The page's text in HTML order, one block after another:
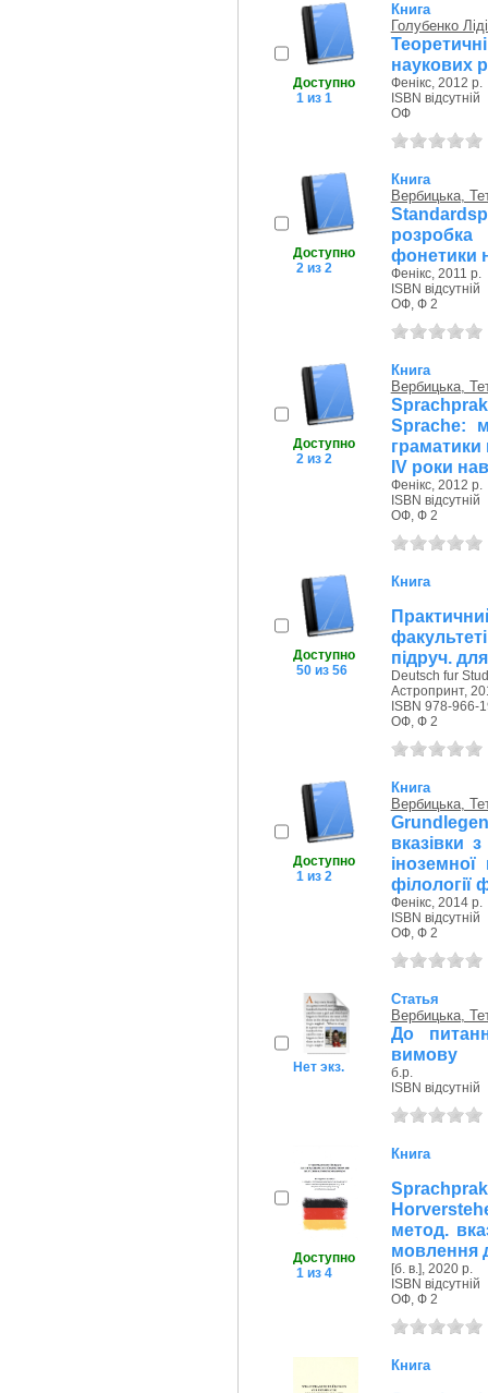
Доступно
1 из 1
Книга
Голубенко
наукових
Фенікс, 2012 р.
ISBN відсутній
ОФ
Доступно
2 из 2
Книга
Вербицька,
розробка
фонетики
Фенікс, 2011 р.
ISBN відсутній
ОФ, Ф 2
Доступно
2 из 2
Книга
Вербицька,
Sprache:
граматики
IV роки
Фенікс, 2012 р.
ISBN відсутній
ОФ, Ф 2
Доступно
50 из 56
Книга
підруч.
Deutsch fur
Астропринт,
ISBN 978-966-
ОФ, Ф 2
Доступно
1 из 2
Книга
Вербицька,
вказівки
філології
Фенікс, 2014 р.
ISBN відсутній
ОФ, Ф 2
Нет экз.
Статья
Вербицька,
До
вимову
б.р.
ISBN відсутній
Доступно
1 из 4
Книга
метод.
мовлення
[б. в.], 2020 р.
ISBN відсутній
ОФ, Ф 2
Книга